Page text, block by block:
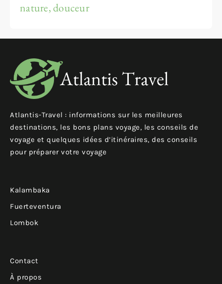
nature, douceur
Atlantis-Travel : informations sur les meilleures
destinations, les bons plans voyage, les conseils de
voyage et quelques idées d’itinéraires, des conseils
pour préparer votre voyage
Kalambaka
Fuerteventura
Lombok
Contact
À propos